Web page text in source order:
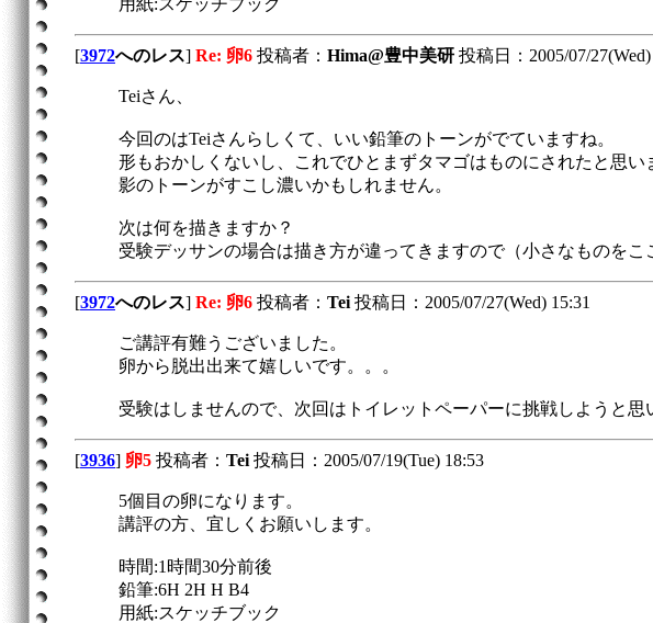
用紙:スケッチブック
[3972へのレス] Re: 卵6 投稿者： Hima@豊中美研 投稿日：2005/07/
Teiさん、
今回のはTeiさんらしくて、いい鉛筆のトーンがでていますね。
形もおかしくないし、これでひとまずタマゴはものにされたと思い
影のトーンがすこし濃いかもしれません。
次は何を描きますか？
受験デッサンの場合は描き方が違ってきますので（小さなものを
[3972へのレス] Re: 卵6 投稿者： Tei 投稿日：2005/07/27(Wed) 15:31
ご講評有難うございました。
卵から脱出出来て嬉しいです。。。
受験はしませんので、次回はトイレットペーパーに挑戦しようと思
[3936] 卵5 投稿者： Tei 投稿日：2005/07/19(Tue) 18:53
5個目の卵になります。
講評の方、宜しくお願いします。
時間:1時間30分前後
鉛筆:6H 2H H B4
用紙:スケッチブック